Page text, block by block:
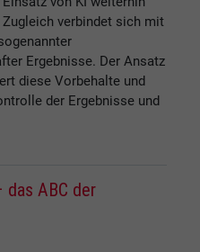
verbindet sich mit
Ergebnisse. Der Ansatz
diese Vorbehalte und
der Ergebnisse und
das ABC der